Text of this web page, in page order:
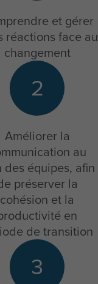
et gérer
réactions face au
changement
2
Améliorer la
au
des équipes, afin
préserver la
cohésion et la
en
de transition
3